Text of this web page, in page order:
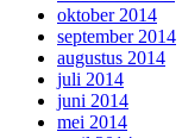
oktober 2014
september 2014
augustus 2014
juli 2014
juni 2014
mei 2014